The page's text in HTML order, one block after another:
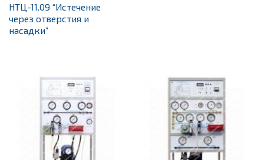
НТЦ-11.09 “Истечение
через отверстия и
насадки”